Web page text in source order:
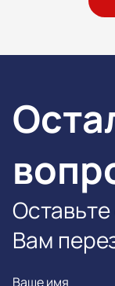
Вам
Ваше имя